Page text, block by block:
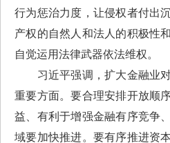
行为惩治力度，让侵权者付出
产权的自然人和法人的积极性
自觉运用法律武器依法维权。
习近平强调，扩大金融业
重要方面。要合理安排开放顺
益、有利于增强金融有序竞争
域要加快推进。要有序推进资